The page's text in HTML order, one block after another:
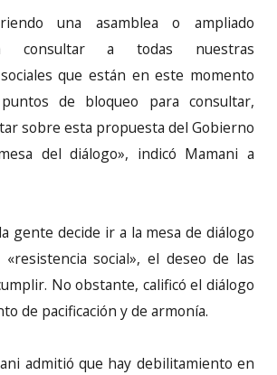
una asamblea o ampliado
consultar a todas nuestras
que están en este momento
de bloqueo para consultar,
sobre esta propuesta del Gobierno
del diálogo», indicó Mamani a
gente decide ir a la mesa de diálogo
social», el deseo de las
No obstante, calificó el diálogo
de pacificación y de armonía.
admitió que hay debilitamiento en